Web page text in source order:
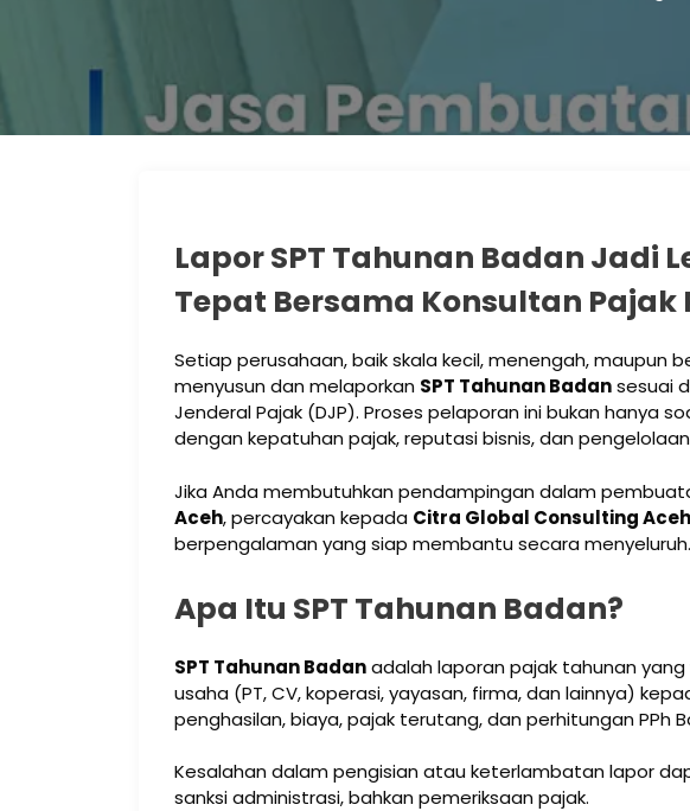
Lapor SPT Tahunan Badan Jadi
Tepat Bersama Konsultan Pajak
Setiap perusahaan, baik skala kecil, menengah, maupun
menyusun dan melaporkan SPT Tahunan Badansesuai
Jenderal Pajak (DJP). Proses pelaporan ini bukan hanya
dengan kepatuhan pajak, reputasi bisnis, dan pengelolaan
Jika Anda membutuhkan pendampingan dalam
Aceh, percayakan kepada Citra Global Consulting Aceh
berpengalaman yang siap membantu secara menyeluruh.
Apa Itu SPT Tahunan Badan?
SPT Tahunan Badanadalah laporan pajak tahunan
usaha (PT, CV, koperasi, yayasan, firma, dan lainnya)
penghasilan, biaya, pajak terutang, dan perhitungan PPh
Kesalahan dalam pengisian atau keterlambatan lapor
sanksi administrasi, bahkan pemeriksaan pajak.